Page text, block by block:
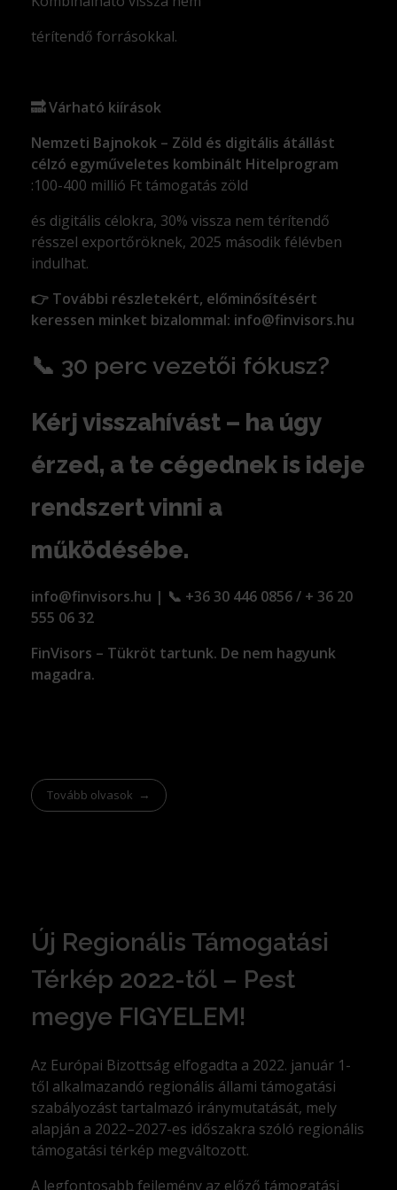
térítendő forrásokkal.
🔜Várható kiírások
Nemzeti Bajnokok – Zöld és digitális átállást
célzó egyműveletes kombinált Hitelprogram
:100-400 millió Ft támogatás zöld
és digitális célokra, 30% vissza nem térítendő
résszel exportőröknek, 2025 második félévben
indulhat.
👉 További részletekért, előminősítésért
keressen minket bizalommal: info@finvisors.hu
📞 30 perc vezetői fókusz?
Kérj visszahívást – ha úgy
érzed, a te cégednek is ideje
rendszert vinni a
működésébe.
info@finvisors.hu | 📞 +36 30 446 0856 / + 36 20
555 06 32
FinVisors – Tükröt tartunk. De nem hagyunk
magadra.
Tovább olvasok
Új Regionális Támogatási
Térkép 2022-től – Pest
megye FIGYELEM!
Az Európai Bizottság elfogadta a 2022. január 1-
től alkalmazandó regionális állami támogatási
szabályozást tartalmazó iránymutatását, mely
alapján a 2022–2027-es időszakra szóló regionális
támogatási térkép megváltozott.
A legfontosabb fejlemény az előző támogatási